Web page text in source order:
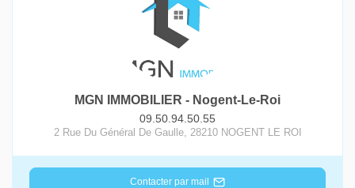
MGN IMMOBILIER - Nogent-Le-Roi
09.50.94.50.55
2 Rue Du Général De Gaulle, 28210 NOGENT LE ROI
Contacter par mail